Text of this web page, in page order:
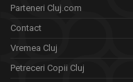
Parteneri Cluj.com
Contact
Vremea Cluj
Petreceri Copii Cluj